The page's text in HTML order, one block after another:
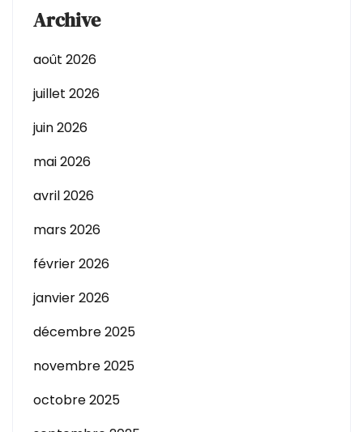
Archive
août 2026
juillet 2026
juin 2026
mai 2026
avril 2026
mars 2026
février 2026
janvier 2026
décembre 2025
novembre 2025
octobre 2025